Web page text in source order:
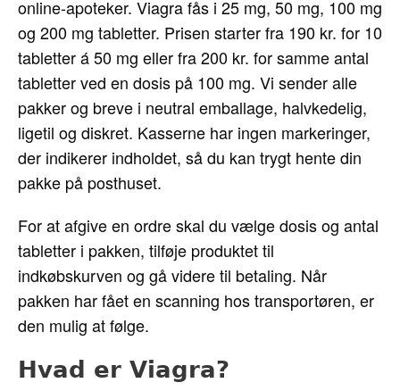
online-apoteker. Viagra fås i 25 mg, 50 mg, 100 mg
og 200 mg tabletter. Prisen starter fra 190 kr. for 10
tabletter á 50 mg eller fra 200 kr. for samme antal
tabletter ved en dosis på 100 mg. Vi sender alle
pakker og breve i neutral emballage, halvkedelig,
ligetil og diskret. Kasserne har ingen markeringer,
der indikerer indholdet, så du kan trygt hente din
pakke på posthuset.
For at afgive en ordre skal du vælge dosis og antal
tabletter i pakken, tilføje produktet til
indkøbskurven og gå videre til betaling. Når
pakken har fået en scanning hos transportøren, er
den mulig at følge.
Hvad er Viagra?